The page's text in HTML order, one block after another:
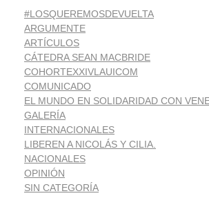
#LOSQUEREMOSDEVUELTA
ARGUMENTE
ARTÍCULOS
CÁTEDRA SEAN MACBRIDE
COHORTEXXIVLAUICOM
COMUNICADO
EL MUNDO EN SOLIDARIDAD CON
GALERÍA
INTERNACIONALES
LIBEREN A NICOLÁS Y CILIA.
NACIONALES
OPINIÓN
SIN CATEGORÍA